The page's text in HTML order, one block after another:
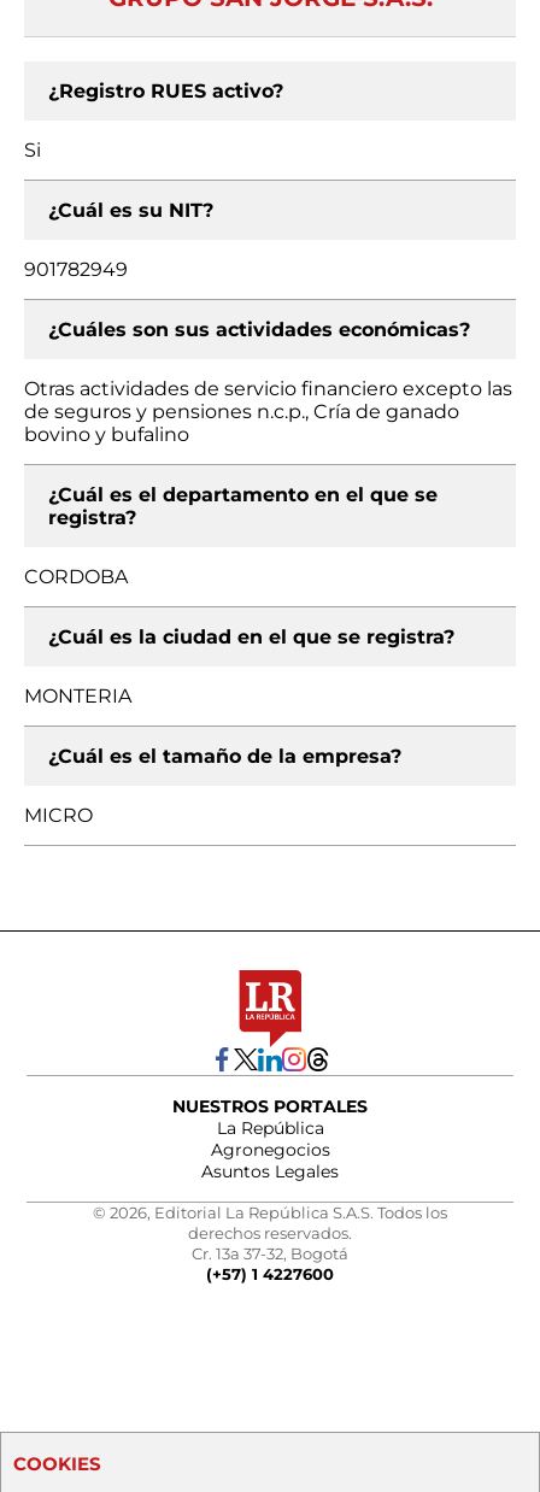
¿Registro RUES activo?
Si
¿Cuál es su NIT?
901782949
¿Cuáles son sus actividades económicas?
Otras actividades de servicio financiero excepto las
de seguros y pensiones n.c.p., Cría de ganado
bovino y bufalino
¿Cuál es el departamento en el que se
registra?
CORDOBA
¿Cuál es la ciudad en el que se registra?
MONTERIA
¿Cuál es el tamaño de la empresa?
MICRO
NUESTROS PORTALES
La República
Agronegocios
Asuntos Legales
© 2026, Editorial La República S.A.S. Todos los
derechos reservados.
Cr. 13a 37-32, Bogotá
(+57) 1 4227600
COOKIES